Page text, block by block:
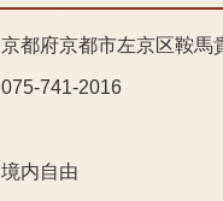
京都府京都市左京区鞍馬
075-741-2016
境内自由